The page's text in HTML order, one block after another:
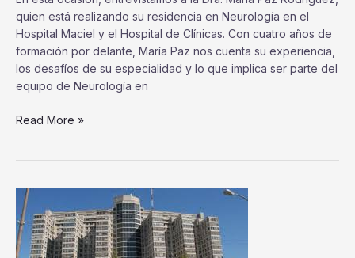
quien está realizando su residencia en Neurología en el
Hospital Maciel y el Hospital de Clínicas. Con cuatro años de
formación por delante, María Paz nos cuenta su experiencia,
los desafíos de su especialidad y lo que implica ser parte del
equipo de Neurología en
Read More »
Entrevista
con
la
Dra.